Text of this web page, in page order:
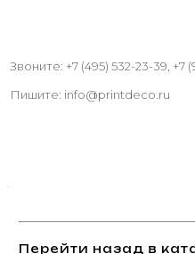
Звоните: +7 (495) 532-23-39, +7
Пишите: info@printdeco.ru
Перейти назад в